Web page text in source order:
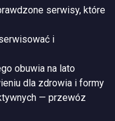
serwisy, które
i
obuwia na lato
dla zdrowia i formy
— przewóz